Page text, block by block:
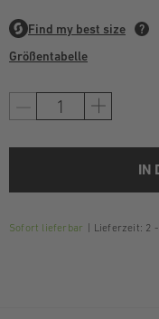
Größentabelle
IN
Sofort lieferbar Lieferzeit: 2 -